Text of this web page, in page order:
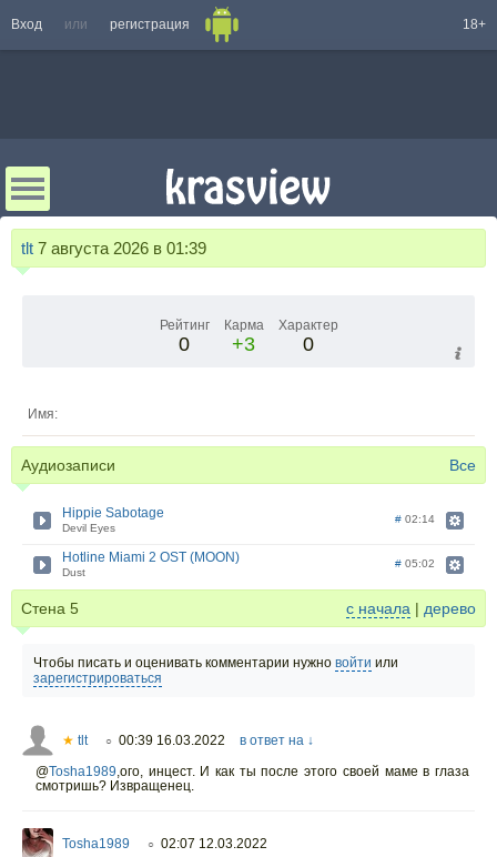
Вход или регистрация 18+
tlt 7 августа 2026 в 01:39
Рейтинг
0
Карма
+3
Характер
0
Имя:
Аудиозаписи Все
Hippie Sabotage
Devil Eyes
# 02:14
Hotline Miami 2 OST (MOON)
Dust
# 05:02
Стена 5 с начала | дерево
Чтобы писать и оценивать комментарии нужно войти или
зарегистрироваться
★ tlt ○ 00:39 16.03.2022
в ответ на ↓
@Tosha1989,ого, инцест. И как ты после этого своей маме в глаза
смотришь? Извращенец.
Tosha1989 ○ 02:07 12.03.2022